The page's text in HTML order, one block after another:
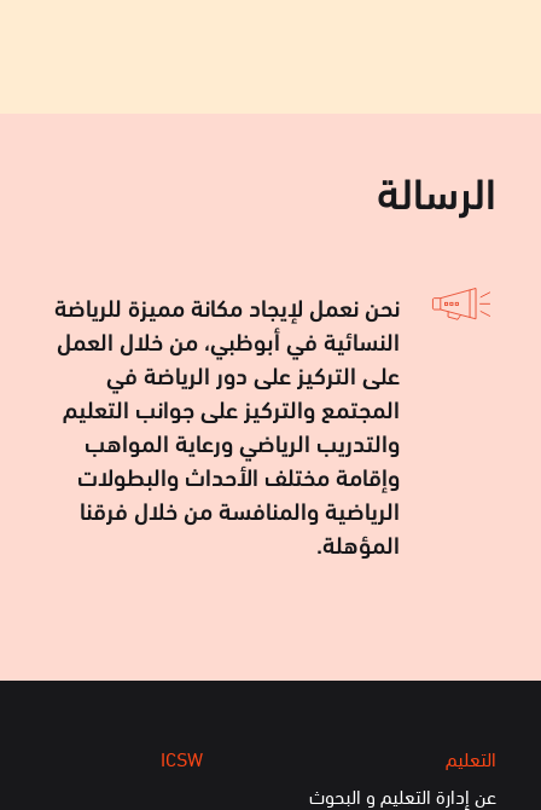
الرسالة
نحن نعمل لإيجاد مكانة مميزة للرياضة
النسائية في أبوظبي، من خلال العمل
على التركيز على دور الرياضة في
المجتمع والتركيز على جوانب التعليم
والتدريب الرياضي ورعاية المواهب
وإقامة مختلف الأحداث والبطولات
الرياضية والمنافسة من خلال فرقنا
المؤهلة.
التعليم
عن إدارة التعليم و البحوث
ICSW